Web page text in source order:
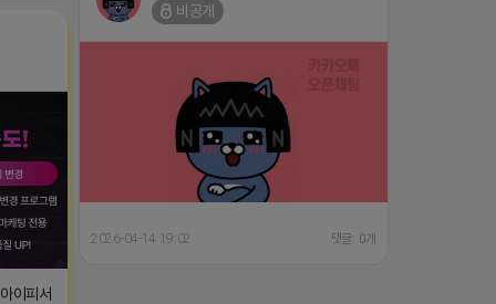
비공개
2026-04-14 19:02 댓글: 0개
이피서